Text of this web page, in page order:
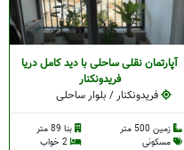
آپارتمان نقلی ساحلی با دید کامل دریا
فریدونکنار
فریدونکنار / بلوار ساحلی
زمین 500 متر
بنا 89 متر
مسکونی